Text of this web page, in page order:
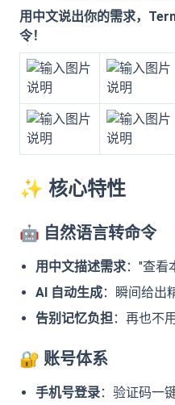
用中文说出你的需求，
令！
✨ 核心特性
🤖 自然语言转命令
用中文描述需求："查看
AI 自动生成：瞬间给出
告别记忆负担：再也不
🔐 账号体系
手机号登录：验证码一